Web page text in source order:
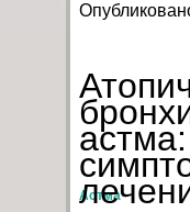
Астма